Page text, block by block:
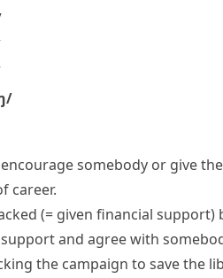
somebody or give
career.
(= given financial support)
and agree with
the campaign to save the